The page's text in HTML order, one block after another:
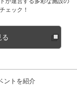
ェック！
ントを紹介